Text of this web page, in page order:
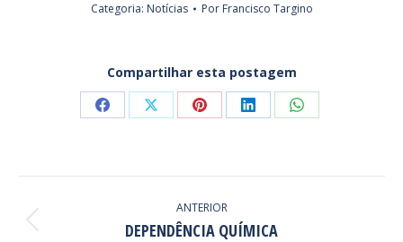
Categoria: Notícias Por Francisco Targino
Compartilhar esta postagem
Share
Facebook
Share
X
Share
Pinterest
Share
LinkedIn
Share
WhatsApp
DE
ANTERIOR
Post
DEPENDÊNCIA QUÍMICA